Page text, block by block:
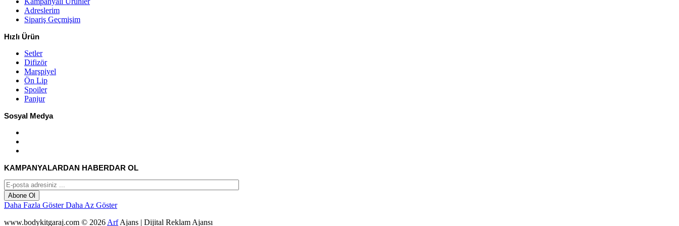
Adreslerim
Sipariş Geçmişim
Hızlı Ürün
Setler
Difizör
Marşpiyel
Ön Lip
Spoiler
Panjur
Sosyal Medya
KAMPANYALARDAN HABERDAR OL
Abone Ol
Daha Fazla GösterDaha Az Göster
www.bodykitgaraj.com © 2026 ArfAjans | Dijital Reklam Ajansı